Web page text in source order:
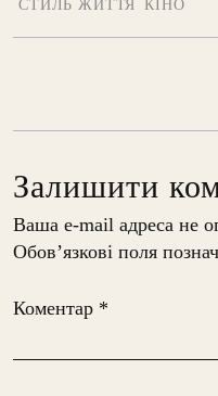
СТИЛЬ ЖИТТЯ КІНО
Залишити
Ваша e-mail адреса не
Обов’язкові поля
Коментар *